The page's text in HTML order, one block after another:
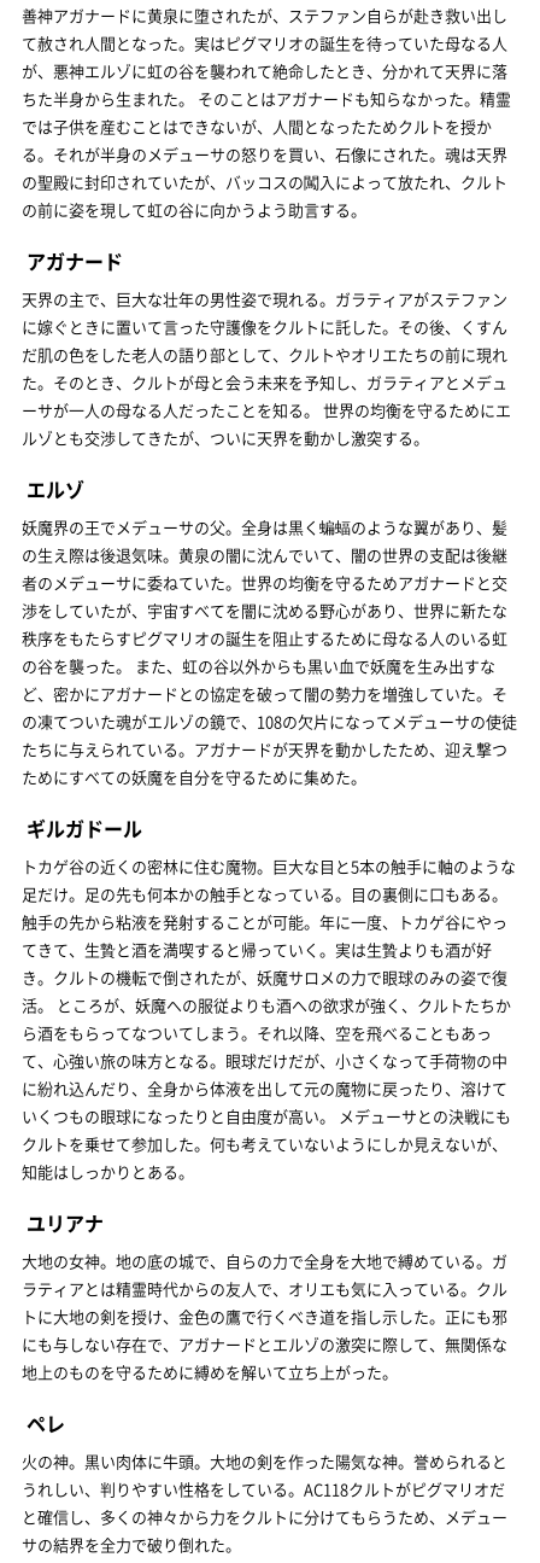
善神アガナードに黄泉に堕されたが、ステファン自らが赴き救い出し
て赦され人間となった。実はピグマリオの誕生を待っていた母なる人
が、悪神エルゾに虹の谷を襲われて絶命したとき、分かれて天界に落
ちた半身から生まれた。 そのことはアガナードも知らなかった。精霊
では子供を産むことはできないが、人間となったためクルトを授か
る。それが半身のメデューサの怒りを買い、石像にされた。魂は天界
の聖殿に封印されていたが、バッコスの闖入によって放たれ、クルト
の前に姿を現して虹の谷に向かうよう助言する。
アガナード
天界の主で、巨大な壮年の男性姿で現れる。ガラティアがステファン
に嫁ぐときに置いて言った守護像をクルトに託した。その後、くすん
だ肌の色をした老人の語り部として、クルトやオリエたちの前に現れ
た。そのとき、クルトが母と会う未来を予知し、ガラティアとメデュ
ーサが一人の母なる人だったことを知る。 世界の均衡を守るためにエ
ルゾとも交渉してきたが、ついに天界を動かし激突する。
エルゾ
妖魔界の王でメデューサの父。全身は黒く蝙蝠のような翼があり、髪
の生え際は後退気味。黄泉の闇に沈んでいて、闇の世界の支配は後継
者のメデューサに委ねていた。世界の均衡を守るためアガナードと交
渉をしていたが、宇宙すべてを闇に沈める野心があり、世界に新たな
秩序をもたらすピグマリオの誕生を阻止するために母なる人のいる虹
の谷を襲った。 また、虹の谷以外からも黒い血で妖魔を生み出すな
ど、密かにアガナードとの協定を破って闇の勢力を増強していた。そ
の凍てついた魂がエルゾの鏡で、108の欠片になってメデューサの使徒
たちに与えられている。アガナードが天界を動かしたため、迎え撃つ
ためにすべての妖魔を自分を守るために集めた。
ギルガドール
トカゲ谷の近くの密林に住む魔物。巨大な目と5本の触手に軸のような
足だけ。足の先も何本かの触手となっている。目の裏側に口もある。
触手の先から粘液を発射することが可能。年に一度、トカゲ谷にやっ
てきて、生贄と酒を満喫すると帰っていく。実は生贄よりも酒が好
き。クルトの機転で倒されたが、妖魔サロメの力で眼球のみの姿で復
活。 ところが、妖魔への服従よりも酒への欲求が強く、クルトたちか
ら酒をもらってなついてしまう。それ以降、空を飛べることもあっ
て、心強い旅の味方となる。眼球だけだが、小さくなって手荷物の中
に紛れ込んだり、全身から体液を出して元の魔物に戻ったり、溶けて
いくつもの眼球になったりと自由度が高い。 メデューサとの決戦にも
クルトを乗せて参加した。何も考えていないようにしか見えないが、
知能はしっかりとある。
ユリアナ
大地の女神。地の底の城で、自らの力で全身を大地で縛めている。ガ
ラティアとは精霊時代からの友人で、オリエも気に入っている。クル
トに大地の剣を授け、金色の鷹で行くべき道を指し示した。正にも邪
にも与しない存在で、アガナードとエルゾの激突に際して、無関係な
地上のものを守るために縛めを解いて立ち上がった。
ペレ
火の神。黒い肉体に牛頭。大地の剣を作った陽気な神。誉められると
うれしい、判りやすい性格をしている。AC118クルトがピグマリオだ
と確信し、多くの神々から力をクルトに分けてもらうため、メデュー
サの結界を全力で破り倒れた。